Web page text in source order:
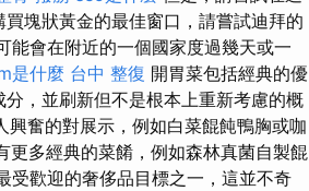
塊狀黃金的最佳窗口，請嘗試迪拜的
能會在附近的一個國家度過幾天或一
是什麼 台中 整復 開胃菜包括經典的優
，並刷新但不是根本上重新考慮的概
興奮的對展示，例如白菜餛飩鴨胸或咖
更多經典的菜餚，例如森林真菌自製餛
受歡迎的奢侈品目標之一，這並不奇